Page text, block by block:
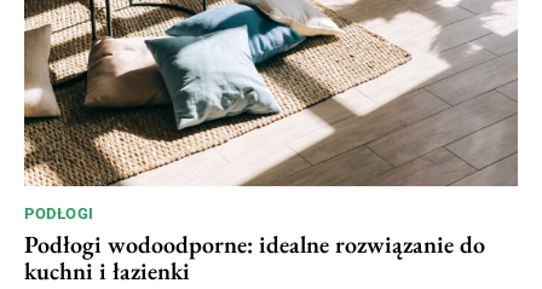
PODŁOGI
Podłogi wodoodporne: idealne rozwiązanie do
kuchni i łazienki